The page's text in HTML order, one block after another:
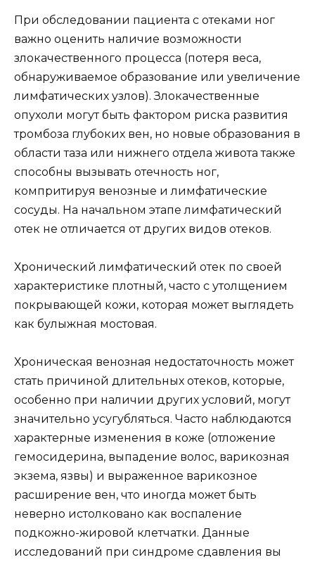
При обследовании пациента с отеками ног
важно оценить наличие возможности
злокачественного процесса (потеря веса,
обнаруживаемое образование или увеличение
лимфатических узлов). Злокачественные
опухоли могут быть фактором риска развития
тромбоза глубоких вен, но новые образования в
области таза или нижнего отдела живота также
способны вызывать отечность ног,
компритируя венозные и лимфатические
сосуды. На начальном этапе лимфатический
отек не отличается от других видов отеков.
Хронический лимфатический отек по своей
характеристике плотный, часто с утолщением
покрывающей кожи, которая может выглядеть
как булыжная мостовая.
Хроническая венозная недостаточность может
стать причиной длительных отеков, которые,
особенно при наличии других условий, могут
значительно усугубляться. Часто наблюдаются
характерные изменения в коже (отложение
гемосидерина, выпадение волос, варикозная
экзема, язвы) и выраженное варикозное
расширение вен, что иногда может быть
неверно истолковано как воспаление
подкожно-жировой клетчатки. Данные
исследований при синдроме сдавления вы